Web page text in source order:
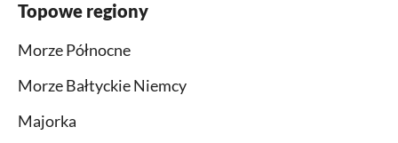
Topowe regiony
Morze Północne
Morze Bałtyckie Niemcy
Majorka